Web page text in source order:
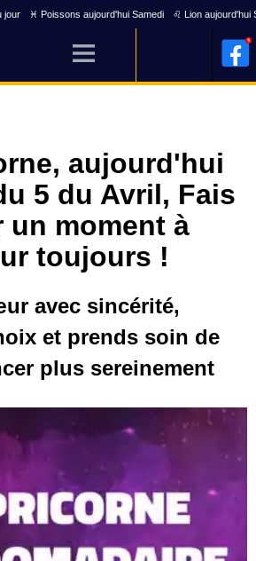
jour ♓ Poissons aujourd'hui Samedi ♌ Lion aujourd'hui
aujourd'hui
5 du Avril, Fais
un moment à
toujours !
avec sincérité,
et prends soin de
plus sereinement